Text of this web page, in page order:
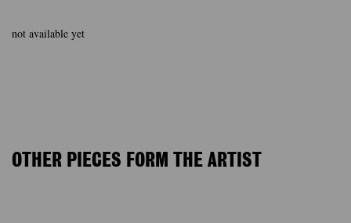
not available yet
OTHER PIECES FORM THE ARTIST